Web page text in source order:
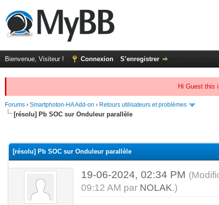
Bienvenue, Visiteur ! Connexion S’enregistrer
Hi Guest this
Forums › Smartphoton-HA Add-on › Retours utilisateurs et problèmes
[résolu] Pb SOC sur Onduleur parallèle
[résolu] Pb SOC sur Onduleur parallèle
19-06-2024, 02:34 PM
09:12 AM par NOLAK.)